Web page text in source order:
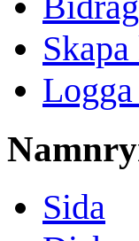
Sida